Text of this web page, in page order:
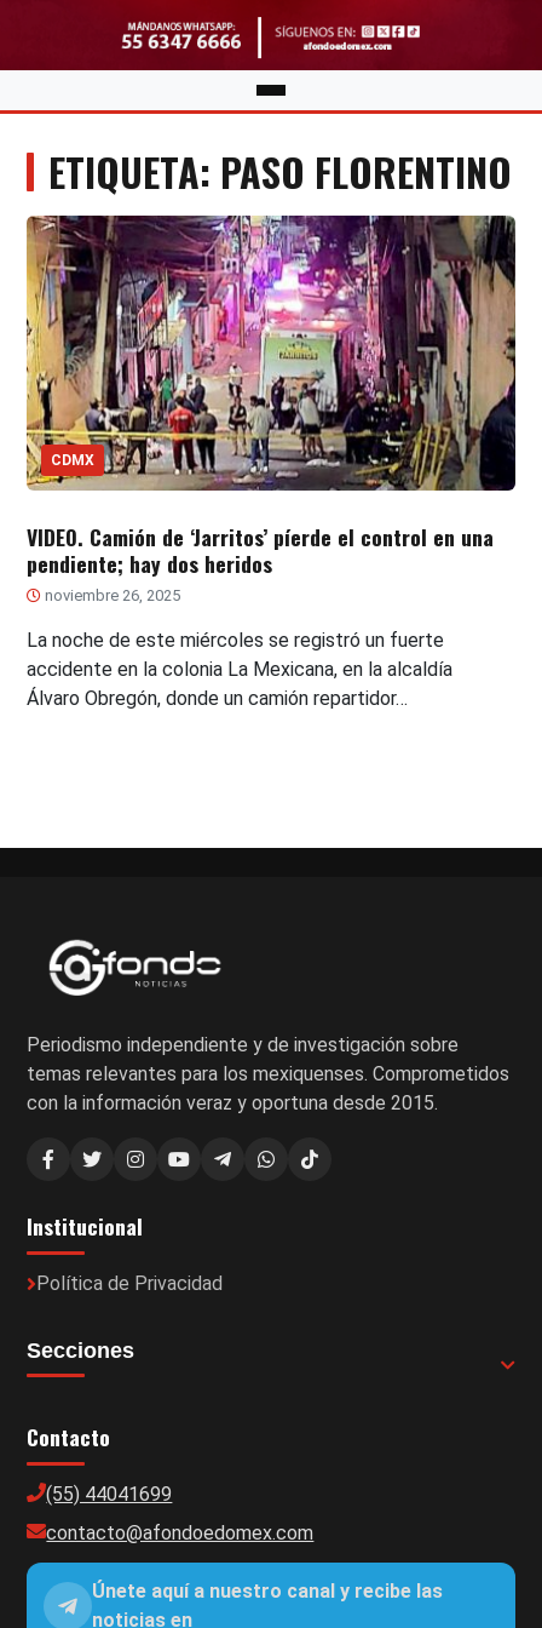
ETIQUETA: PASO FLORENTINO
CDMX
VIDEO. Camión de ‘Jarritos’ píerde el control en una
pendiente; hay dos heridos
noviembre 26, 2025
La noche de este miércoles se registró un fuerte
accidente en la colonia La Mexicana, en la alcaldía
Álvaro Obregón, donde un camión repartidor…
Periodismo independiente y de investigación sobre
temas relevantes para los mexiquenses. Comprometidos
con la información veraz y oportuna desde 2015.
Institucional
Política de Privacidad
Secciones
Contacto
(55) 44041699
contacto@afondoedomex.com
Únete aquí a nuestro canal y recibe las
noticias en